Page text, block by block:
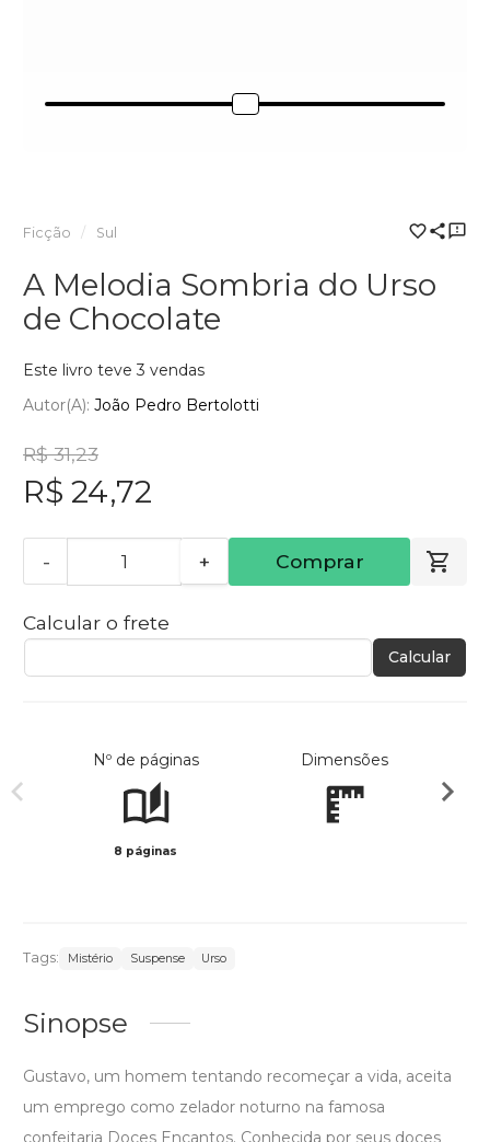
Ficção Sul
A Melodia Sombria do Urso
de Chocolate
Este livro teve 3 vendas
Autor(a): João Pedro Bertolotti
R$ 31,23
R$ 24,72
- + Comprar
Calcular o frete
Calcular
Nº de páginas
8 páginas
Dimensões
Tags: Mistério Suspense Urso
Sinopse
Gustavo, um homem tentando recomeçar a vida, aceita
um emprego como zelador noturno na famosa
confeitaria Doces Encantos. Conhecida por seus doces